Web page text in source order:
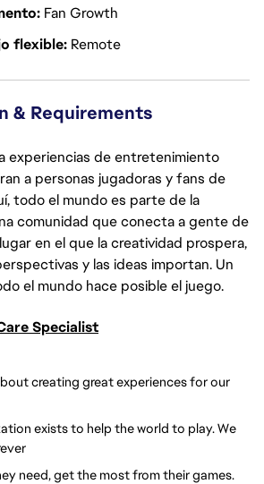
Fan Growth
flexible Remote
& Requirements
experiencias de entretenimiento
a personas jugadoras y fans de
todo el mundo es parte de la
comunidad que conecta a gente de
en el que la creatividad prospera,
y las ideas importan. Un
el mundo hace posible el juego.
Specialist
creating great experiences for our
exists to help the world to play. We
need, get the most from their games.